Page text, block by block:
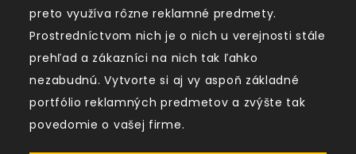
preto využíva rôzne reklamné predmety.
Prostredníctvom nich je o nich u verejnosti stále
prehľad a zákazníci na nich tak ľahko
nezabudnú. Vytvorte si aj vy aspoň základné
portfólio reklamných predmetov a zvýšte tak
povedomie o vašej firme.